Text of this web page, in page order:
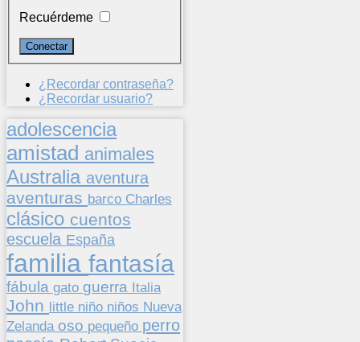
Recuérdeme
¿Recordar contraseña?
¿Recordar usuario?
adolescencia
amistad animales
Australia aventura
aventuras barco Charles
clásico cuentos
escuela España
familia fantasía
fábula gato guerra Italia
John little niño niños Nueva
Zelanda oso pequeño perro